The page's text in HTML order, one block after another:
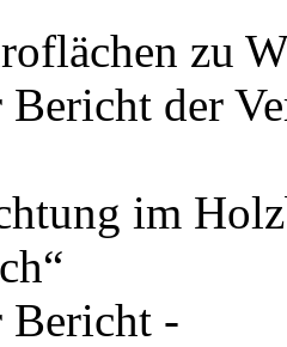
zu
der
im
Bericht -